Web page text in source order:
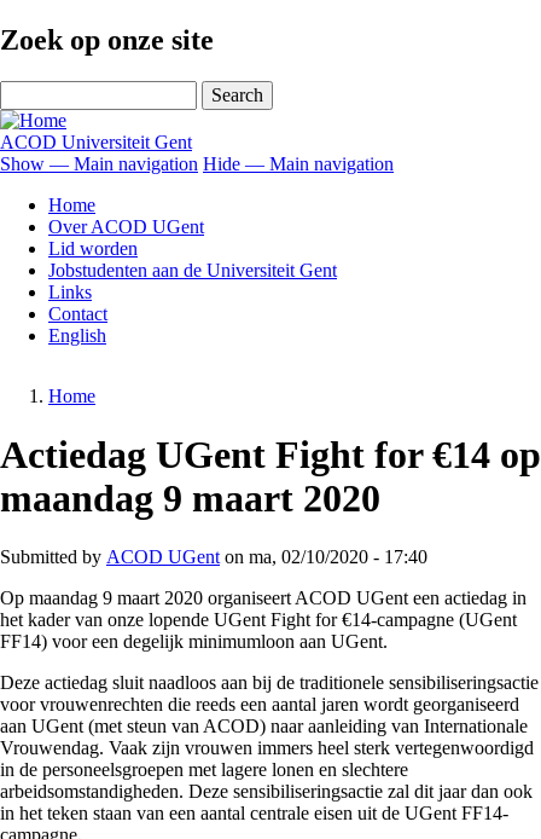
Skip
to
main
Zoek op onze site
ACOD Universiteit Gent
Main
navigation
Show — Main navigation Hide — Main navigation
Home
Over ACOD UGent
Lid worden
Jobstudenten aan de Universiteit Gent
Links
Contact
English
Home
Actiedag UGent Fight for €14 op
maandag 9 maart 2020
Submitted by ACOD UGent on ma, 02/10/2020 - 17:40
Op maandag 9 maart 2020 organiseert ACOD UGent een actiedag in
het kader van onze lopende UGent Fight for €14-campagne (UGent
FF14) voor een degelijk minimumloon aan UGent.
Deze actiedag sluit naadloos aan bij de traditionele sensibiliseringsactie
voor vrouwenrechten die reeds een aantal jaren wordt georganiseerd
aan UGent (met steun van ACOD) naar aanleiding van Internationale
Vrouwendag. Vaak zijn vrouwen immers heel sterk vertegenwoordigd
in de personeelsgroepen met lagere lonen en slechtere
arbeidsomstandigheden. Deze sensibiliseringsactie zal dit jaar dan ook
in het teken staan van een aantal centrale eisen uit de UGent FF14-
campagne.